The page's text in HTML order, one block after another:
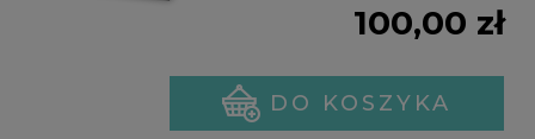
100,00 zł
DO KOSZYKA